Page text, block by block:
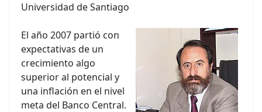
Universidad de Santiago
El año 2007 partió con
expectativas de un
crecimiento algo
superior al potencial y
una inflación en el nivel
meta del Banco Central.